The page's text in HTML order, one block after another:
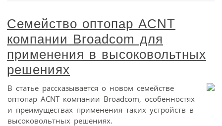
Семейство оптопар ACNT
компании Broadcom для
применения в высоковольтных
решениях
В статье рассказывается о новом семействе
оптопар ACNT компании Broadcom, особенностях
и преимуществах применения таких устройств в
высоковольтных решениях.